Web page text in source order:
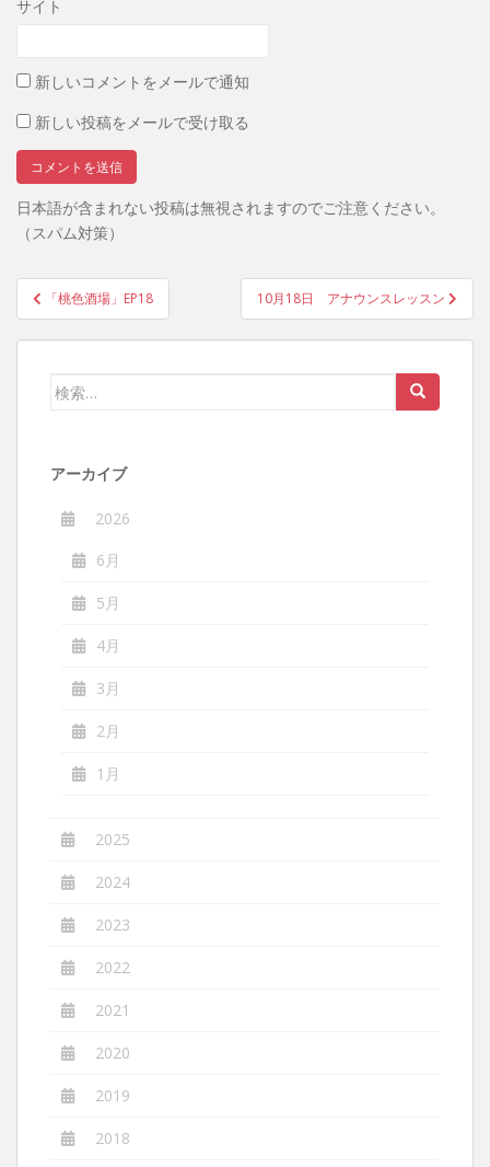
サイト
新しいコメントをメールで通知
新しい投稿をメールで受け取る
日本語が含まれない投稿は無視されますのでご注意ください。
（スパム対策）
投
稿
ナ
「桃色酒場」EP18 10月18日 アナウンスレッスン
検
アーカイブ
2026
6月
5月
4月
3月
2月
1月
2025
2024
2023
2022
2021
2020
2019
2018